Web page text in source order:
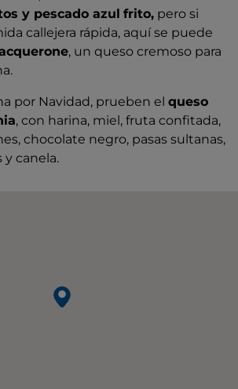
y pescado azul frito, pero si
callejera rápida, aquí se puede
, un queso cremoso para
por Navidad, prueben el queso
, con harina, miel, fruta confitada,
chocolate negro, pasas sultanas,
y canela.